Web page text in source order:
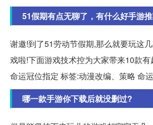
51假期有点无聊了，有什么好手游
谢邀!到了51劳动节假期,那么就要玩这
戏啦!下面游戏技术控为大家带来10款
命运冠位指定 标签:动漫改编、策略 命
哪一款手游你下载后就没删过?